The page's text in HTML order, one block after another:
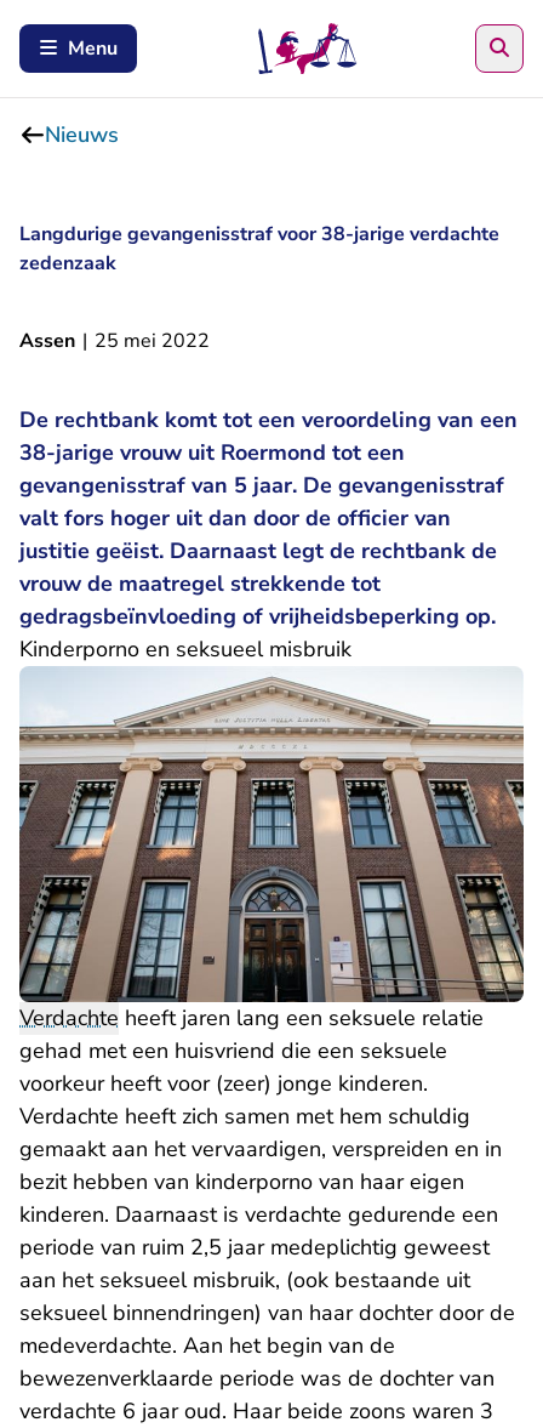
Menu
Nieuws
Langdurige gevangenisstraf voor 38-jarige verdachte
zedenzaak
Assen | 25 mei 2022
De rechtbank komt tot een veroordeling van een
38-jarige vrouw uit Roermond tot een
gevangenisstraf van 5 jaar. De gevangenisstraf
valt fors hoger uit dan door de officier van
justitie geëist. Daarnaast legt de rechtbank de
vrouw de maatregel strekkende tot
gedragsbeïnvloeding of vrijheidsbeperking op.
Kinderporno en seksueel misbruik
Verdachte heeft jaren lang een seksuele relatie
gehad met een huisvriend die een seksuele
voorkeur heeft voor (zeer) jonge kinderen.
Verdachte heeft zich samen met hem schuldig
gemaakt aan het vervaardigen, verspreiden en in
bezit hebben van kinderporno van haar eigen
kinderen. Daarnaast is verdachte gedurende een
periode van ruim 2,5 jaar medeplichtig geweest
aan het seksueel misbruik, (ook bestaande uit
seksueel binnendringen) van haar dochter door de
medeverdachte. Aan het begin van de
bewezenverklaarde periode was de dochter van
verdachte 6 jaar oud. Haar beide zoons waren 3